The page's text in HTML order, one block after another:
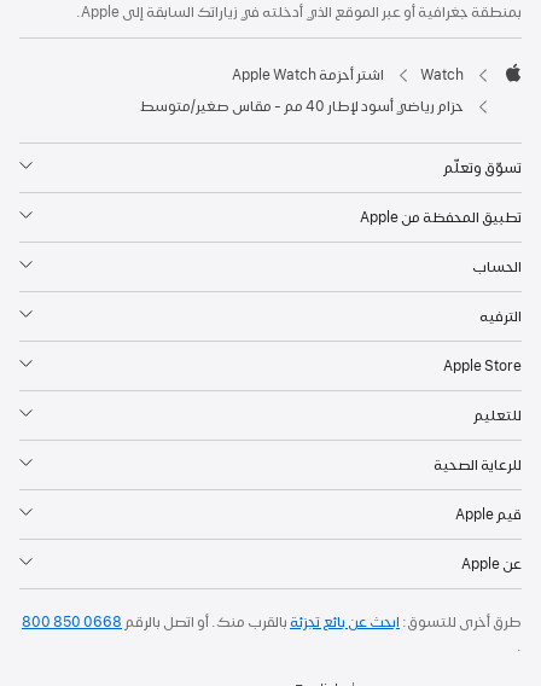
بمنطقة جغرافية أو عبر الموقع الذي أدخلته في زياراتك السابقة إلى Apple.
Watch
اشتر أحزمة Apple Watch
حزام رياضي أسود لإطار 40 مم - مقاس صغير/متوسط
تسوّق وتعلّم
تطبيق المحفظة من Apple
الحساب
الترفيه
Apple Store
للتعليم
للرعاية الصحية
قيم Apple
عن Apple
طرق أخرى للتسوق: ابحث عن بائع تجزئة بالقرب منك. أو اتصل بالرقم 800 850 0668
.